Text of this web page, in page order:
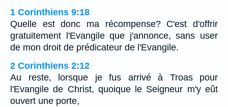
1 Corinthiens 9:18
Quelle est donc ma récompense? C'est d'offrir
gratuitement l'Evangile que j'annonce, sans user
de mon droit de prédicateur de l'Evangile.
2 Corinthiens 2:12
Au reste, lorsque je fus arrivé à Troas pour
l'Evangile de Christ, quoique le Seigneur m'y eût
ouvert une porte,